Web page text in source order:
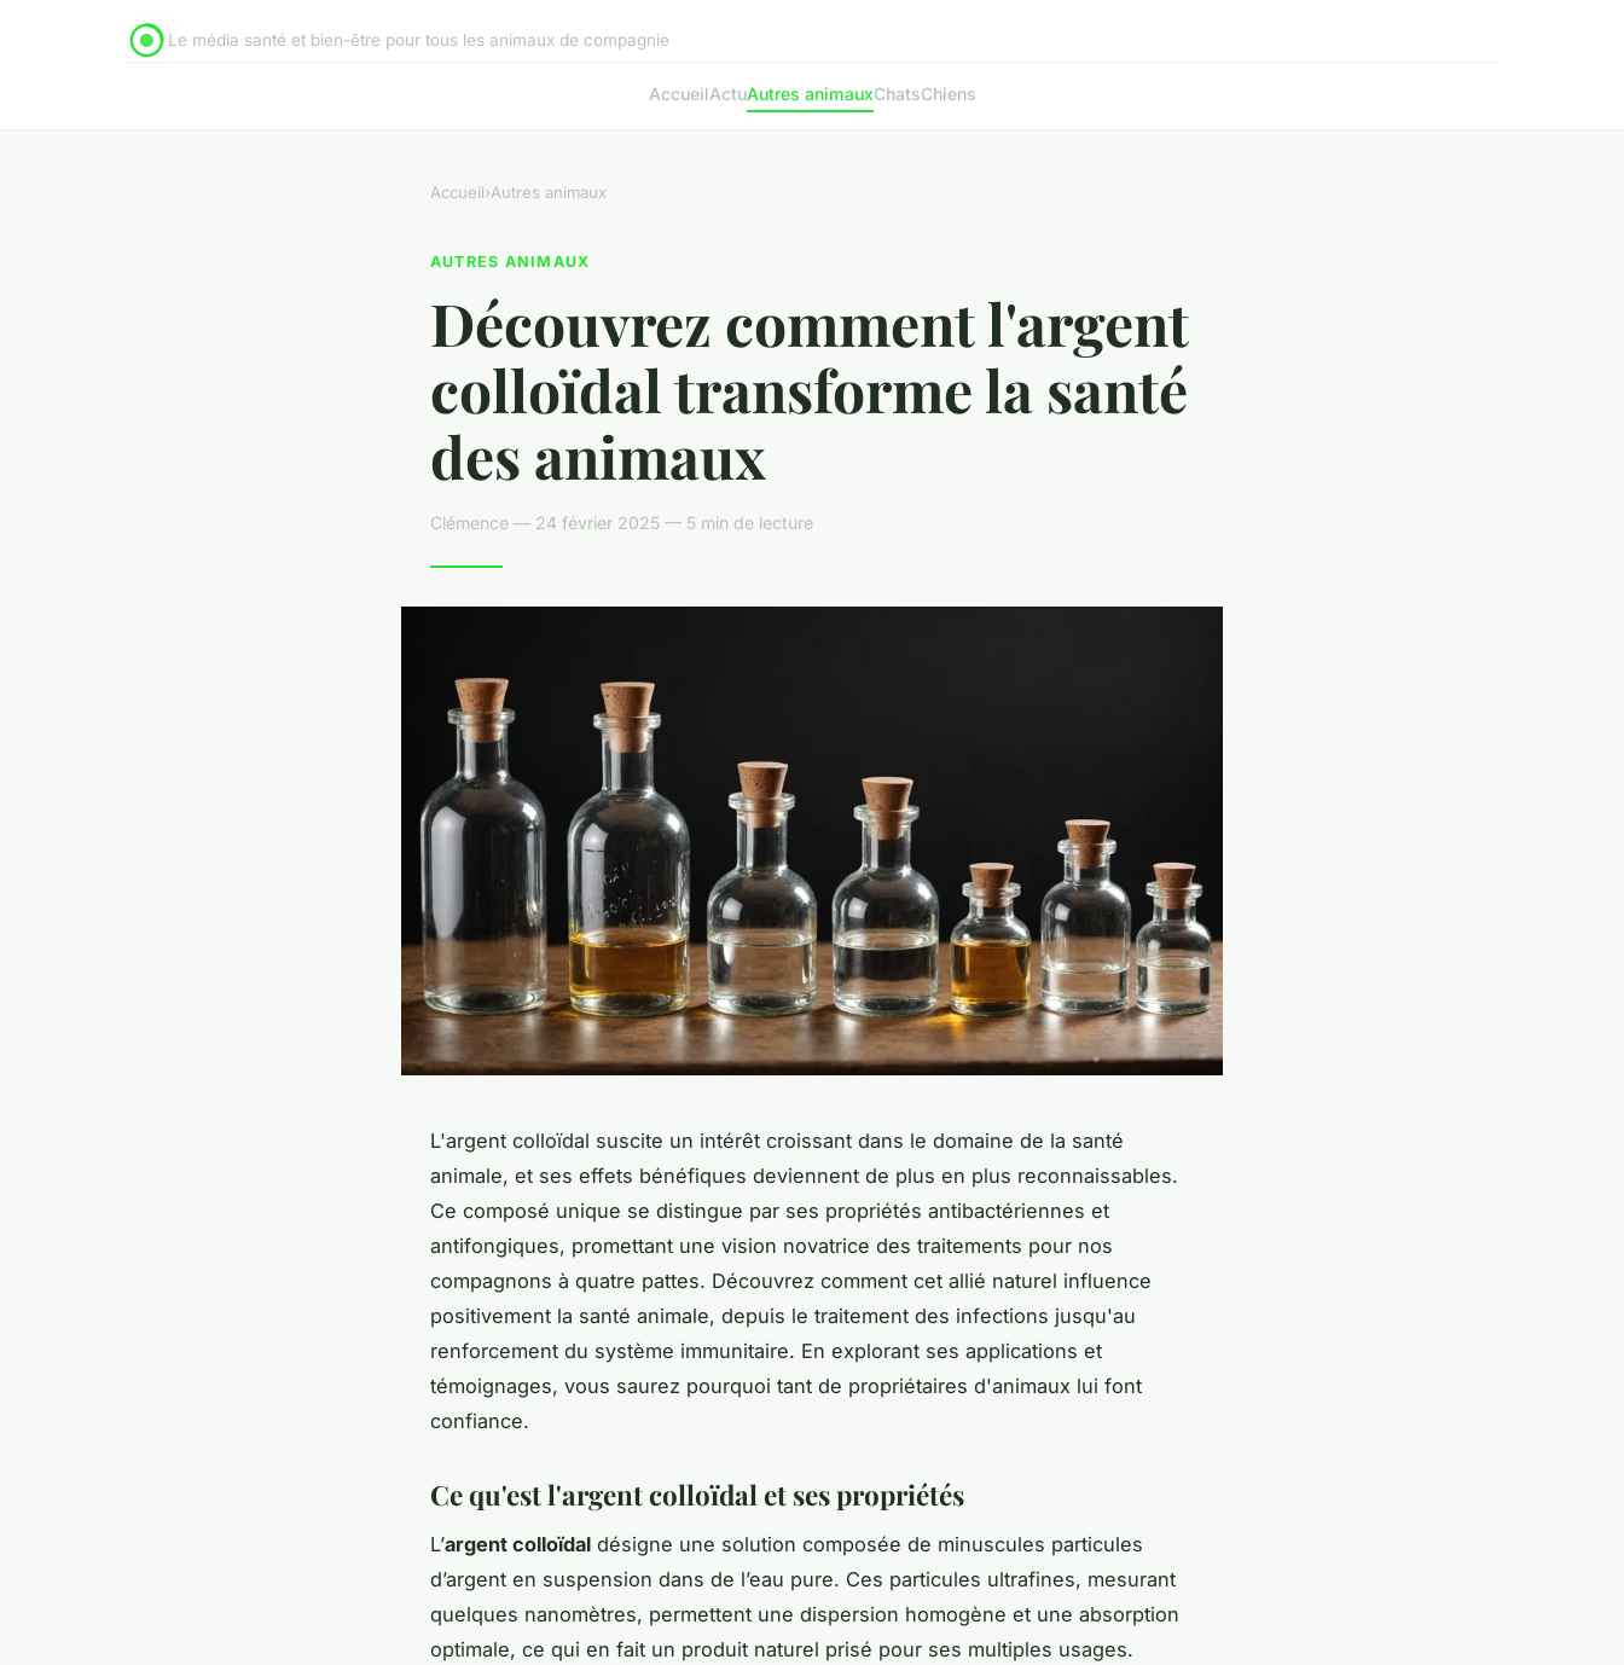
Le média santé et bien-être pour tous les animaux de compagnie
AccueilActuAutres animauxChatsChiens
Accueil›Autres animaux
AUTRES ANIMAUX
Découvrez comment l'argent
colloïdal transforme la santé
des animaux
Clémence — 24 février 2025 — 5 min de lecture
L'argent colloïdal suscite un intérêt croissant dans le domaine de la santé
animale, et ses effets bénéfiques deviennent de plus en plus reconnaissables.
Ce composé unique se distingue par ses propriétés antibactériennes et
antifongiques, promettant une vision novatrice des traitements pour nos
compagnons à quatre pattes. Découvrez comment cet allié naturel influence
positivement la santé animale, depuis le traitement des infections jusqu'au
renforcement du système immunitaire. En explorant ses applications et
témoignages, vous saurez pourquoi tant de propriétaires d'animaux lui font
confiance.
Ce qu'est l'argent colloïdal et ses propriétés
L’argent colloïdal désigne une solution composée de minuscules particules
d’argent en suspension dans de l’eau pure. Ces particules ultrafines, mesurant
quelques nanomètres, permettent une dispersion homogène et une absorption
optimale, ce qui en fait un produit naturel prisé pour ses multiples usages.